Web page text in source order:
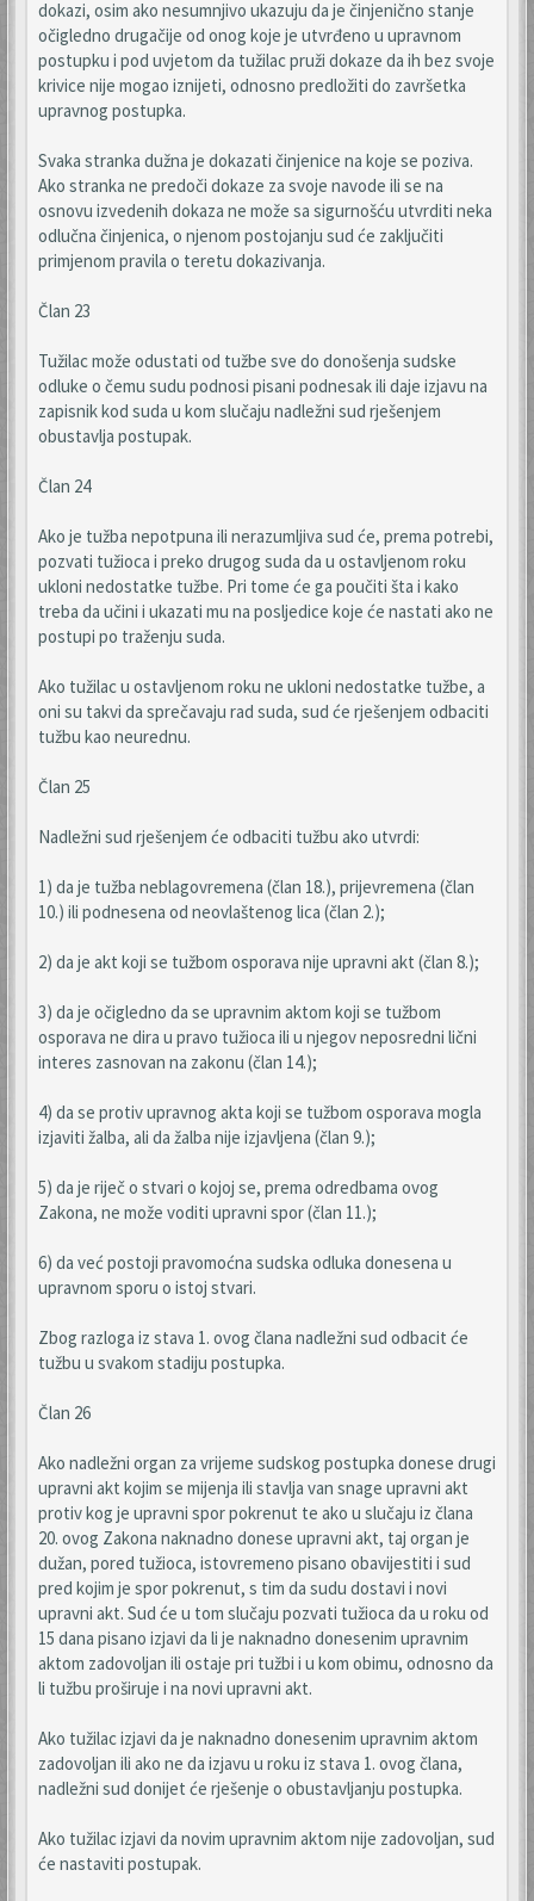
dokazi, osim ako nesumnjivo ukazuju da je činjenično stanje
očigledno drugačije od onog koje je utvrđeno u upravnom
postupku i pod uvjetom da tužilac pruži dokaze da ih bez svoje
krivice nije mogao iznijeti, odnosno predložiti do završetka
upravnog postupka.
Svaka stranka dužna je dokazati činjenice na koje se poziva.
Ako stranka ne predoči dokaze za svoje navode ili se na
osnovu izvedenih dokaza ne može sa sigurnošću utvrditi neka
odlučna činjenica, o njenom postojanju sud će zaključiti
primjenom pravila o teretu dokazivanja.
Član 23
Tužilac može odustati od tužbe sve do donošenja sudske
odluke o čemu sudu podnosi pisani podnesak ili daje izjavu na
zapisnik kod suda u kom slučaju nadležni sud rješenjem
obustavlja postupak.
Član 24
Ako je tužba nepotpuna ili nerazumljiva sud će, prema potrebi,
pozvati tužioca i preko drugog suda da u ostavljenom roku
ukloni nedostatke tužbe. Pri tome će ga poučiti šta i kako
treba da učini i ukazati mu na posljedice koje će nastati ako ne
postupi po traženju suda.
Ako tužilac u ostavljenom roku ne ukloni nedostatke tužbe, a
oni su takvi da sprečavaju rad suda, sud će rješenjem odbaciti
tužbu kao neurednu.
Član 25
Nadležni sud rješenjem će odbaciti tužbu ako utvrdi:
1) da je tužba neblagovremena (član 18.), prijevremena (član
10.) ili podnesena od neovlaštenog lica (član 2.);
2) da je akt koji se tužbom osporava nije upravni akt (član 8.);
3) da je očigledno da se upravnim aktom koji se tužbom
osporava ne dira u pravo tužioca ili u njegov neposredni lični
interes zasnovan na zakonu (član 14.);
4) da se protiv upravnog akta koji se tužbom osporava mogla
izjaviti žalba, ali da žalba nije izjavljena (član 9.);
5) da je riječ o stvari o kojoj se, prema odredbama ovog
Zakona, ne može voditi upravni spor (član 11.);
6) da već postoji pravomoćna sudska odluka donesena u
upravnom sporu o istoj stvari.
Zbog razloga iz stava 1. ovog člana nadležni sud odbacit će
tužbu u svakom stadiju postupka.
Član 26
Ako nadležni organ za vrijeme sudskog postupka donese drugi
upravni akt kojim se mijenja ili stavlja van snage upravni akt
protiv kog je upravni spor pokrenut te ako u slučaju iz člana
20. ovog Zakona naknadno donese upravni akt, taj organ je
dužan, pored tužioca, istovremeno pisano obavijestiti i sud
pred kojim je spor pokrenut, s tim da sudu dostavi i novi
upravni akt. Sud će u tom slučaju pozvati tužioca da u roku od
15 dana pisano izjavi da li je naknadno donesenim upravnim
aktom zadovoljan ili ostaje pri tužbi i u kom obimu, odnosno da
li tužbu proširuje i na novi upravni akt.
Ako tužilac izjavi da je naknadno donesenim upravnim aktom
zadovoljan ili ako ne da izjavu u roku iz stava 1. ovog člana,
nadležni sud donijet će rješenje o obustavljanju postupka.
Ako tužilac izjavi da novim upravnim aktom nije zadovoljan, sud
će nastaviti postupak.